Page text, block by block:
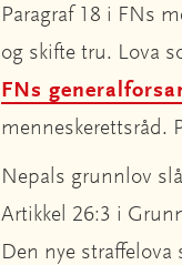
Paragraf 18 i FNs
og skifte tru. Lova
FNs
menneskerettsråd.
Nepals grunnlov
Artikkel 26:3 i
Den nye